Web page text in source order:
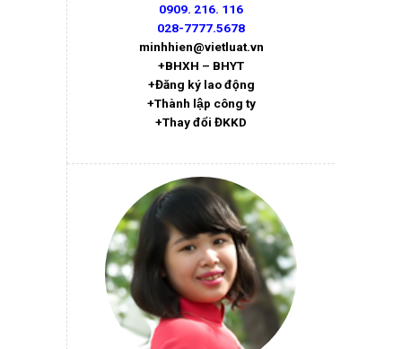
0909. 216. 116
028-7777.5678
minhhien@vietluat.vn
+BHXH – BHYT
+Đăng ký lao động
+Thành lập công ty
+Thay đổi ĐKKD